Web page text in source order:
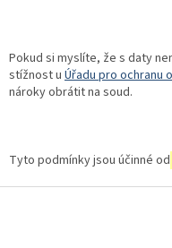
Pokud si myslíte, že s daty
stížnost u Úřadu pro ochranu
nároky obrátit na soud.
Tyto podmínky jsou účinné od